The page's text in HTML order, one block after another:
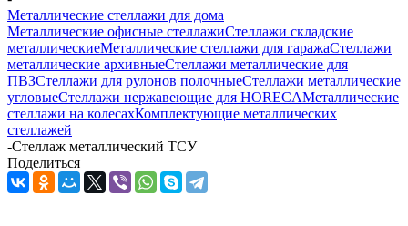
Металлические стеллажи для дома
Металлические офисные стеллажиСтеллажи складские
металлическиеМеталлические стеллажи для гаражаСтеллажи
металлические архивныеСтеллажи металлические для
ПВЗСтеллажи для рулонов полочныеСтеллажи металлические
угловыеСтеллажи нержавеющие для HORECAМеталлические
стеллажи на колесахКомплектующие металлических
стеллажей
-Стеллаж металлический ТСУ
Поделиться